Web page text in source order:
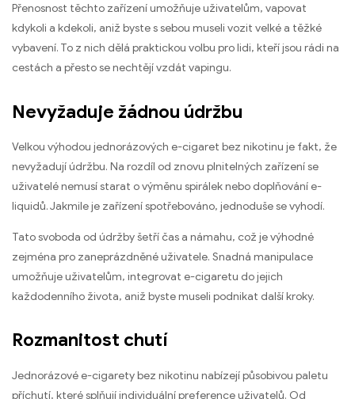
Přenosnost těchto zařízení umožňuje uživatelům, vapovat
kdykoli a kdekoli, aniž byste s sebou museli vozit velké a těžké
vybavení. To z nich dělá praktickou volbu pro lidi, kteří jsou rádi na
cestách a přesto se nechtějí vzdát vapingu.
Nevyžaduje žádnou údržbu
Velkou výhodou jednorázových e-cigaret bez nikotinu je fakt, že
nevyžadují údržbu. Na rozdíl od znovu plnitelných zařízení se
uživatelé nemusí starat o výměnu spirálek nebo doplňování e-
liquidů. Jakmile je zařízení spotřebováno, jednoduše se vyhodí.
Tato svoboda od údržby šetří čas a námahu, což je výhodné
zejména pro zaneprázdněné uživatele. Snadná manipulace
umožňuje uživatelům, integrovat e-cigaretu do jejich
každodenního života, aniž byste museli podnikat další kroky.
Rozmanitost chutí
Jednorázové e-cigarety bez nikotinu nabízejí působivou paletu
příchutí, které splňují individuální preference uživatelů. Od